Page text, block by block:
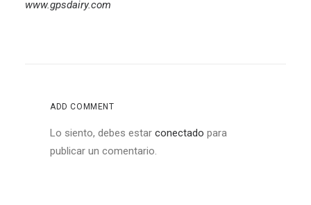
www.gpsdairy.com
ADD COMMENT
Lo siento, debes estar conectado para
publicar un comentario.